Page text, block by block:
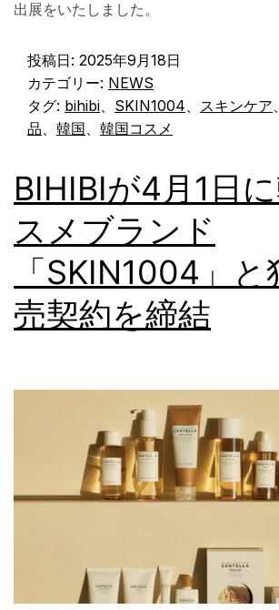
出展をいたしました。
投稿日: 2025年9月18日
カテゴリー: NEWS
タグ: bihibi SKIN1004 スキンケア
品
韓国 韓国コスメ
BIHIBIが4月1日
スメブランド
「SKIN1004」と
売契約を締結